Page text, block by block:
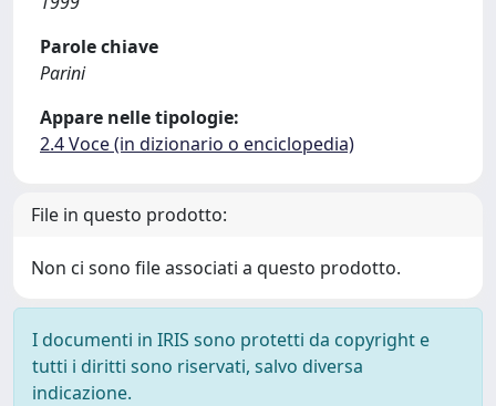
Parole chiave
Parini
Appare nelle tipologie:
2.4 Voce (in dizionario o enciclopedia)
File in questo prodotto:
Non ci sono file associati a questo prodotto.
I documenti in IRIS sono protetti da copyright e
tutti i diritti sono riservati, salvo diversa
indicazione.